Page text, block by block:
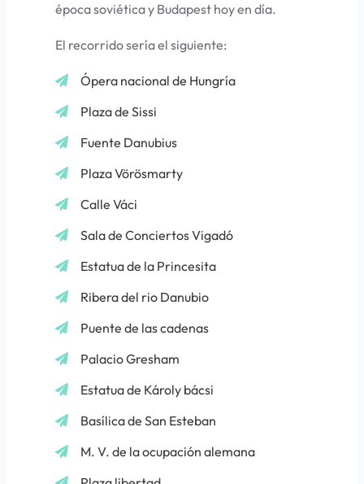
época soviética y Budapest hoy en día.
El recorrido sería el siguiente:
Ópera nacional de Hungría
Plaza de Sissi
Fuente Danubius
Plaza Vörösmarty
Calle Váci
Sala de Conciertos Vigadó
Estatua de la Princesita
Ribera del rio Danubio
Puente de las cadenas
Palacio Gresham
Estatua de Károly bácsi
Basílica de San Esteban
M. V. de la ocupación alemana